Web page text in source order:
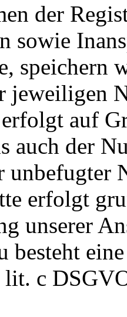
der
sowie
speichern
jeweiligen
auf
auch der
unbefugter
erfolgt
unserer
besteht
c